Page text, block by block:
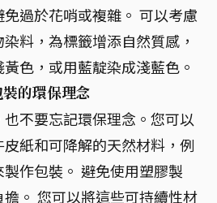
過於花哨或複雜。 可以考慮
料，為標籤增添自然質感，
色，或用藍靛染成淺藍色。
的環保理念
不要忘記環保理念。您可以
紙和可降解的天然材料，例
作包裝。 避免使用塑膠製
。 您可以將這些可持續性材